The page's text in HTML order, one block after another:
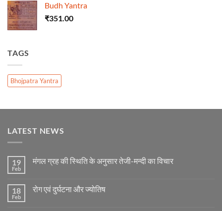
Budh Yantra
₹351.00
TAGS
Bhojpatra Yantra
LATEST NEWS
19
Feb
मंगल ग्रह की स्थिति के अनुसार तेजी-मन्दी का विचार
मंगल
18
Feb
रोग एवं दुर्घटना और ज्योतिष